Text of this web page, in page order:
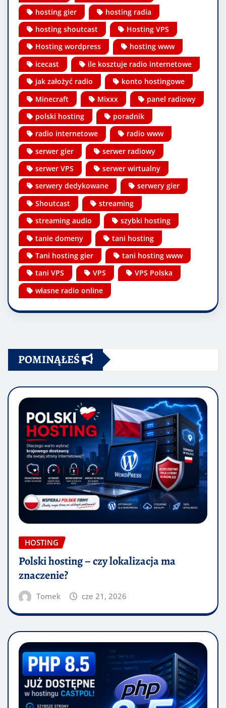
hosting gier
hosting radia
hosting shoutcast
Hosting VPS
Hosting wordpress
hosting www
icecast
ile kosztuje radio internetowe
jak założyć radio
konto hostingowe
Minecraft
Mixxx
panel radiowy
polski hosting
poradnik
radio internetowe
radio www
serwer gier
serwer radiowy
serwer VPS
serwer wirtualny
serwery dedykowane
serwery gier
Shoutcast
streaming
streaming audio
szybki hosting
tanie domeny
tani hosting
Tani hosting gier
tani hosting www
tani VPS
VPS
VPS Polska
własne radio online
POMINĄŁEŚ
HOSTING
Polski hosting – czy lokalizacja ma
znaczenie?
Tomek cze 21, 2026